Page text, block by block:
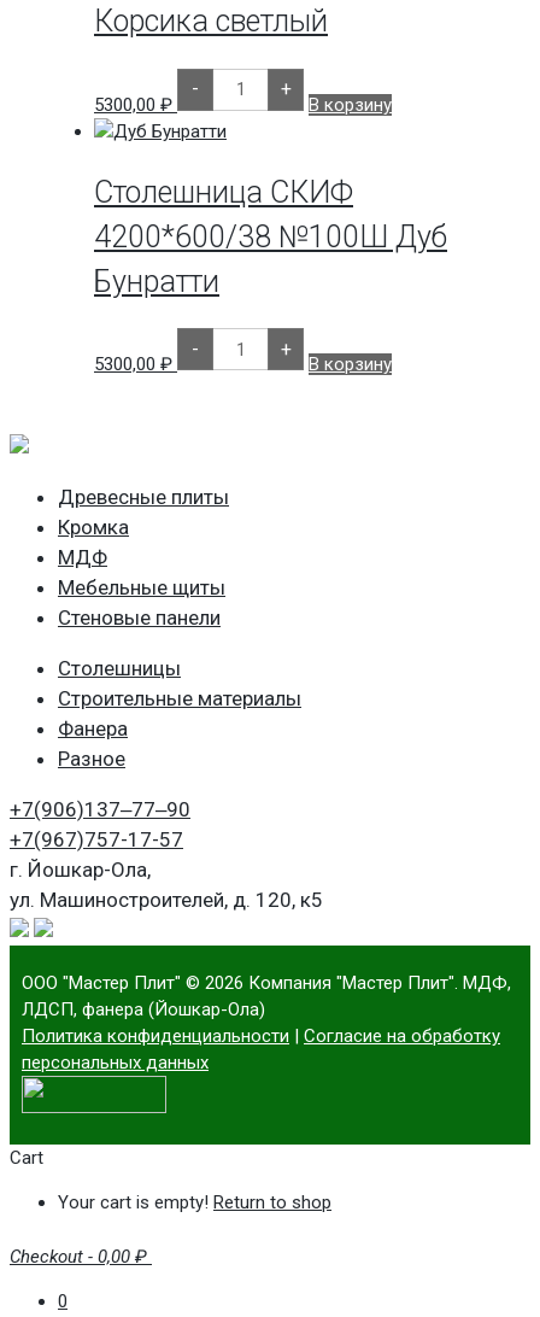
Корсика светлый
5300,00 ₽
-
Количество
товара
Столешница
СКИФ
232
П
Дуб
Корсика
светлый
+
В корзину
Столешница СКИФ
4200*600/38 №100Ш Дуб
Бунратти
5300,00 ₽
-
Количество
товара
Столешница
+
В корзину
Древесные плиты
Кромка
МДФ
Мебельные щиты
Стеновые панели
Столешницы
Строительные материалы
Фанера
Разное
+7(906)137‒77‒90
+7(967)757-17-57
г. Йошкар-Ола,
ул. Машиностроителей, д. 120, к5
ООО "Мастер Плит" © 2026 Компания "Мастер Плит". МДФ,
ЛДСП, фанера (Йошкар-Ола)
Политика конфиденциальности | Согласие на обработку
персональных данных
Cart
Your cart is empty! Return to shop
Checkout - 0,00 ₽
0